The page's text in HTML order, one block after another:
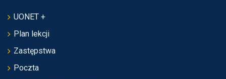
UONET +
Plan lekcji
Zastępstwa
Poczta